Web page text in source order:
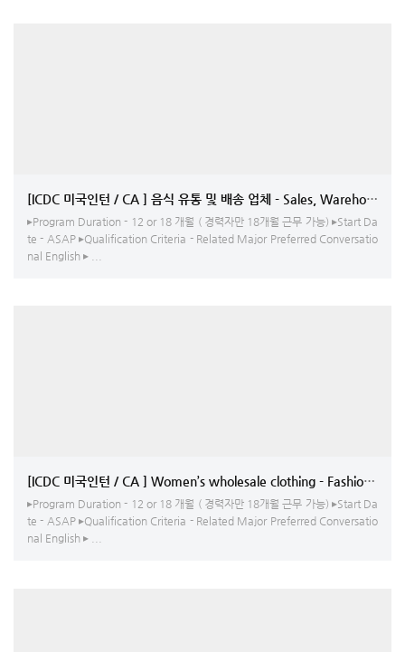
[ICDC 미국인턴 / CA ] 음식 유통 및 배송 업체 -
▸Program Duration - 12 or 18 개월 ( 경력자만 18개월 근무 가능) ▸Start Da
te - ASAP ▸Qualification Criteria - Related Major Preferred Conversatio
nal English ▸ ...
[ICDC 미국인턴 / CA ] Women’s wholesale clothing - Fashion
▸Program Duration - 12 or 18 개월 ( 경력자만 18개월 근무 가능) ▸Start Da
te - ASAP ▸Qualification Criteria - Related Major Preferred Conversatio
nal English ▸ ...